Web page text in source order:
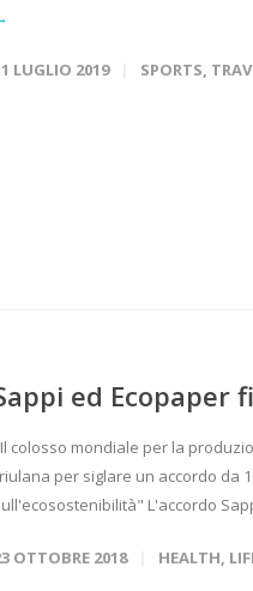
LUGLIO 2019 SPORTS,
ed Ecopaper
colosso mondiale per la
per siglare un accordo da
L'accordo
OTTOBRE 2018 HEALTH,